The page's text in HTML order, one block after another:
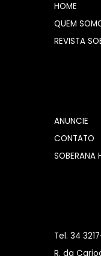
HOME
QUEM
REVISTA
ANUNCIE
CONTATO
SOBERANA
Tel. 34
R. da